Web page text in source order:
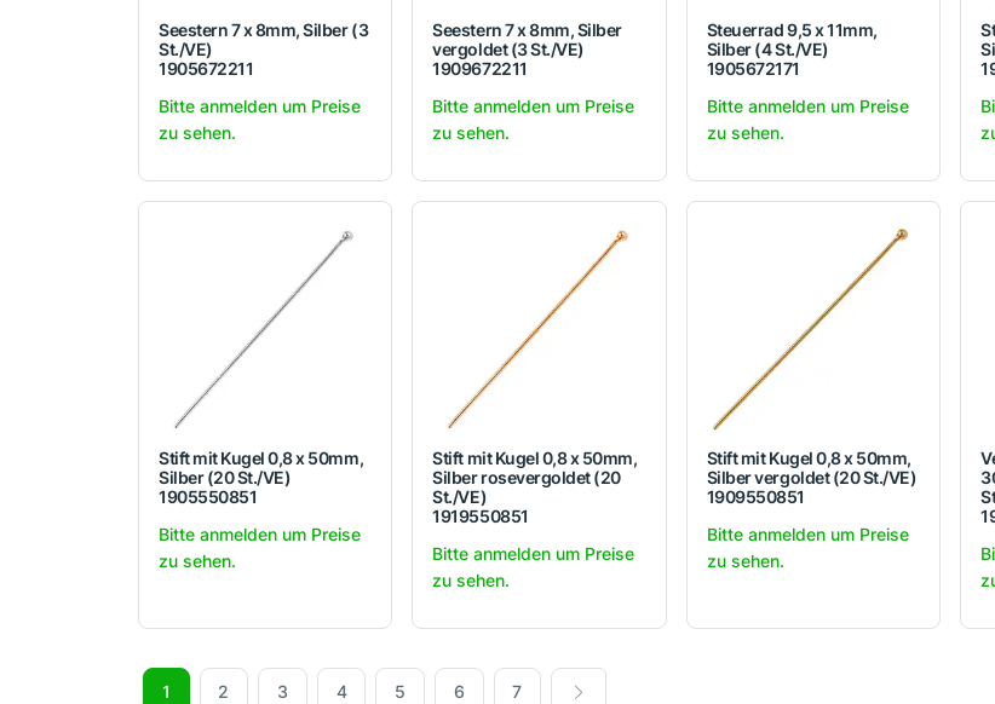
Seestern 7 x 8mm, Silber (3
St./VE)
1905672211
Bitte anmelden um Preise
zu sehen.
Seestern 7 x 8mm, Silber
vergoldet (3 St./VE)
1909672211
Bitte anmelden um Preise
zu sehen.
Steuerrad 9,5 x 11mm,
Silber (4 St./VE)
1905672171
Bitte anmelden um Preise
zu sehen.
Stift mit Kugel 0,8 x 50mm,
Silber (20 St./VE)
1905550851
Bitte anmelden um Preise
zu sehen.
Stift mit Kugel 0,8 x 50mm,
Silber rosevergoldet (20
St./VE)
1919550851
Bitte anmelden um Preise
zu sehen.
Stift mit Kugel 0,8 x 50mm,
Silber vergoldet (20 St./VE)
1909550851
Bitte anmelden um Preise
zu sehen.
1 2 3 4 5 6 7